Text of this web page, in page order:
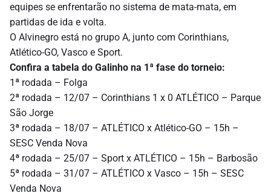
equipes se enfrentarão no sistema de mata-mata, em
partidas de ida e volta.
O Alvinegro está no grupo A, junto com Corinthians,
Atlético-GO, Vasco e Sport.
Confira a tabela do Galinho na 1ª fase do torneio:
1ª rodada – Folga
2ª rodada – 12/07 – Corinthians 1 x 0 ATLÉTICO – Parque
São Jorge
3ª rodada – 18/07 – ATLÉTICO x Atlético-GO – 15h –
SESC Venda Nova
4ª rodada – 25/07 – Sport x ATLÉTICO – 15h – Barbosão
5ª rodada – 31/07 – ATLÉTICO x Vasco – 15h – SESC
Venda Nova